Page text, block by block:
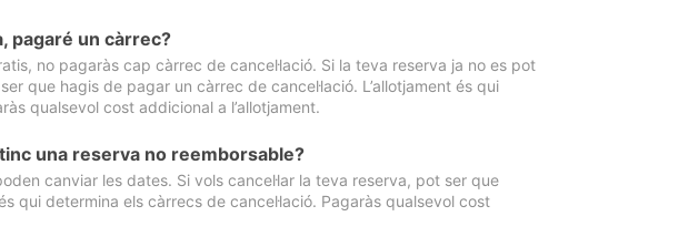
pagaré un càrrec?
no pagaràs cap càrrec de cancel·lació. Si la teva reserva ja no es pot
que hagis de pagar un càrrec de cancel·lació. L’allotjament és qui
qualsevol cost addicional a l’allotjament.
una reserva no reemborsable?
canviar les dates. Si vols cancel·lar la teva reserva, pot ser que
qui determina els càrrecs de cancel·lació. Pagaràs qualsevol cost